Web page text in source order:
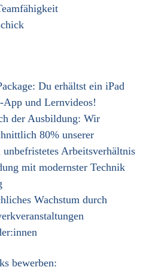
Du erhältst ein iPad
und Lernvideos!
der Ausbildung: Wir
80% unserer
Arbeitsverhältnis
mit modernster Technik
Wachstum durch
bewerben: